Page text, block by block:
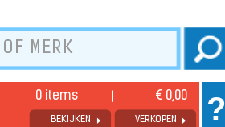
0 items € 0,00
BEKIJKEN VERKOPEN ?